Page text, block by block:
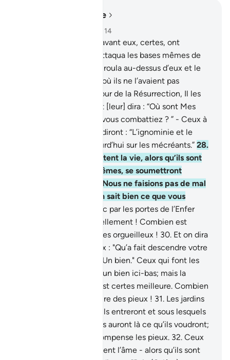
Lire dans le contexte
Chapitre 16, Page 270, Juz 14
Ceux qui ont vécu avant eux, certes, ont
comploté, mais Allah attaqua les bases mêmes de
leur bâtisse. Le toit s’écroula au-dessus d’eux et le
châtiment les surprit d’où ils ne l’avaient pas
Puis, le Jour de la Résurrection, Il les
couvrira d’ignominie, et [leur] dira : “Où sont Mes
associés pour lesquels vous combattiez ? ” - Ceux à
qui le savoir fut donné diront : “L’ignominie et le
malheur tombent aujourd’hui sur les mécréants.” 28.
Ceux à qui les Anges ôtent la vie, alors qu’ils sont
injustes envers eux-mêmes, se soumettront
humiliés, (et diront) : "Nous ne faisions pas de mal
!" - "Mais, en fait, Allah sait bien ce que vous
Entrez donc par les portes de l’Enfer
pour y demeurer éternellement ! Combien est
mauvaise la demeure des orgueilleux ! 30. Et on dira
à ceux qui étaient pieux : "Qu’a fait descendre votre
Seigneur ?" Ils diront : "Un bien." Ceux qui font les
bonnes œuvres auront un bien ici-bas; mais la
demeure de l’au-delà est certes meilleure. Combien
agréable sera la Demeure des pieux ! 31. Les jardins
du séjour (éternel), où ils entreront et sous lesquels
coulent les ruisseaux. Ils auront là ce qu’ils voudront;
c’est ainsi qu’Allah récompense les pieux. 32. Ceux
dont les Anges reprennent l’âme - alors qu’ils sont